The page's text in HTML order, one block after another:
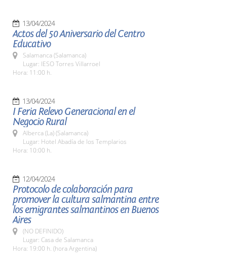
13/04/2024
Actos del 50 Aniversario del Centro
Educativo
Salamanca (Salamanca)
Lugar: IESO Torres Villarroel
Hora: 11:00 h.
13/04/2024
I Feria Relevo Generacional en el
Negocio Rural
Alberca (La) (Salamanca)
Lugar: Hotel Abadía de los Templarios
Hora: 10:00 h.
12/04/2024
Protocolo de colaboración para
promover la cultura salmantina entre
los emigrantes salmantinos en Buenos
Aires
(NO DEFINIDO)
Lugar: Casa de Salamanca
Hora: 19:00 h. (hora Argentina)